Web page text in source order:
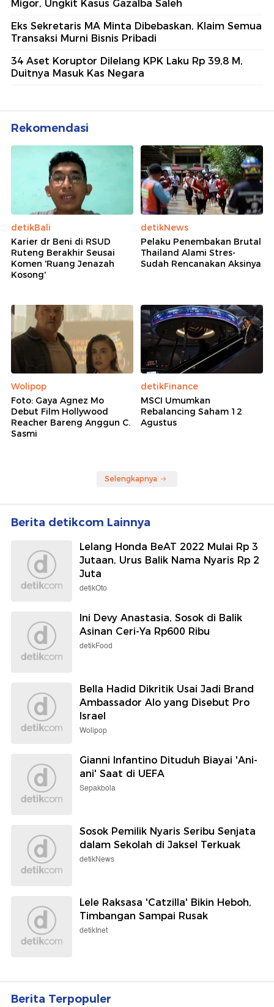
Migor, Ungkit Kasus Gazalba Saleh
Eks Sekretaris MA Minta Dibebaskan, Klaim Semua
Transaksi Murni Bisnis Pribadi
34 Aset Koruptor Dilelang KPK Laku Rp 39,8 M,
Duitnya Masuk Kas Negara
Rekomendasi
detikBali
Karier dr Beni di RSUD
Ruteng Berakhir Seusai
Komen 'Ruang Jenazah
Kosong'
detikNews
Pelaku Penembakan Brutal
Thailand Alami Stres-
Sudah Rencanakan Aksinya
Wolipop
Foto: Gaya Agnez Mo
Debut Film Hollywood
Reacher Bareng Anggun C.
Sasmi
detikFinance
MSCI Umumkan
Rebalancing Saham 12
Agustus
Selengkapnya
Berita detikcom Lainnya
Lelang Honda BeAT 2022 Mulai Rp 3
Jutaan, Urus Balik Nama Nyaris Rp 2
Juta
detikOto
Ini Devy Anastasia, Sosok di Balik
Asinan Ceri-Ya Rp600 Ribu
detikFood
Bella Hadid Dikritik Usai Jadi Brand
Ambassador Alo yang Disebut Pro
Israel
Wolipop
Gianni Infantino Dituduh Biayai 'Ani-
ani' Saat di UEFA
Sepakbola
Sosok Pemilik Nyaris Seribu Senjata
dalam Sekolah di Jaksel Terkuak
detikNews
Lele Raksasa 'Catzilla' Bikin Heboh,
Timbangan Sampai Rusak
detikInet
Berita Terpopuler